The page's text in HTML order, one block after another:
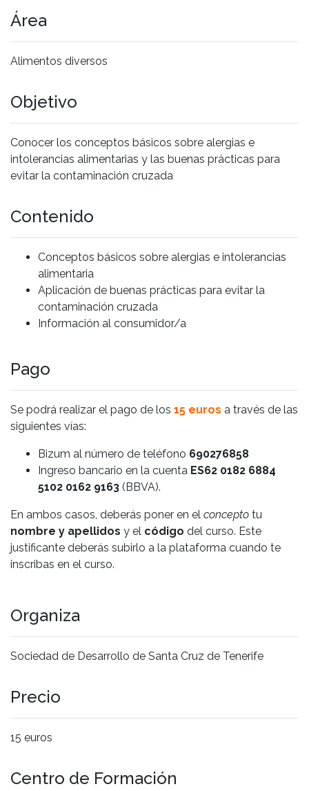
Área
Alimentos diversos
Objetivo
Conocer los conceptos básicos sobre alergias e
intolerancias alimentarias y las buenas prácticas para
evitar la contaminación cruzada
Contenido
Conceptos básicos sobre alergias e intolerancias
alimentaria
Aplicación de buenas prácticas para evitar la
contaminación cruzada
Información al consumidor/a
Pago
Se podrá realizar el pago de los 15 euros a través de las
siguientes vías:
Bizum al número de teléfono 690276858
Ingreso bancario en la cuenta ES62 0182 6884
5102 0162 9163 (BBVA).
En ambos casos, deberás poner en el concepto tu
nombre y apellidos y el código del curso. Este
justificante deberás subirlo a la plataforma cuando te
inscribas en el curso.
Organiza
Sociedad de Desarrollo de Santa Cruz de Tenerife
Precio
15 euros
Centro de Formación